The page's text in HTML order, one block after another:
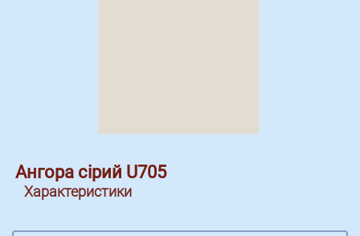
Ангора сірий U705
Характеристики